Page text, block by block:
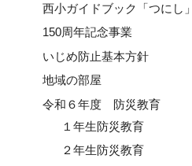
西小ガイドブック「つにし」
150周年記念事業
いじめ防止基本方針
地域の部屋
令和６年度 防災教育
１年生防災教育
２年生防災教育